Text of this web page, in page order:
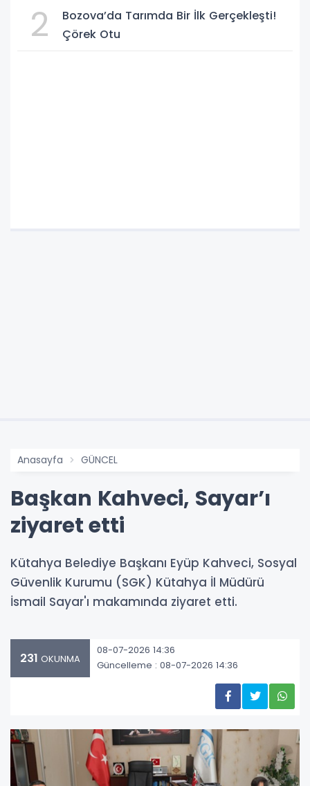
2
Bozova’da Tarımda Bir İlk Gerçekleşti!
Çörek Otu
Anasayfa GÜNCEL
Başkan Kahveci, Sayar’ı
ziyaret etti
Kütahya Belediye Başkanı Eyüp Kahveci, Sosyal
Güvenlik Kurumu (SGK) Kütahya İl Müdürü
İsmail Sayar'ı makamında ziyaret etti.
231 OKUNMA
08-07-2026 14:36
Güncelleme : 08-07-2026 14:36